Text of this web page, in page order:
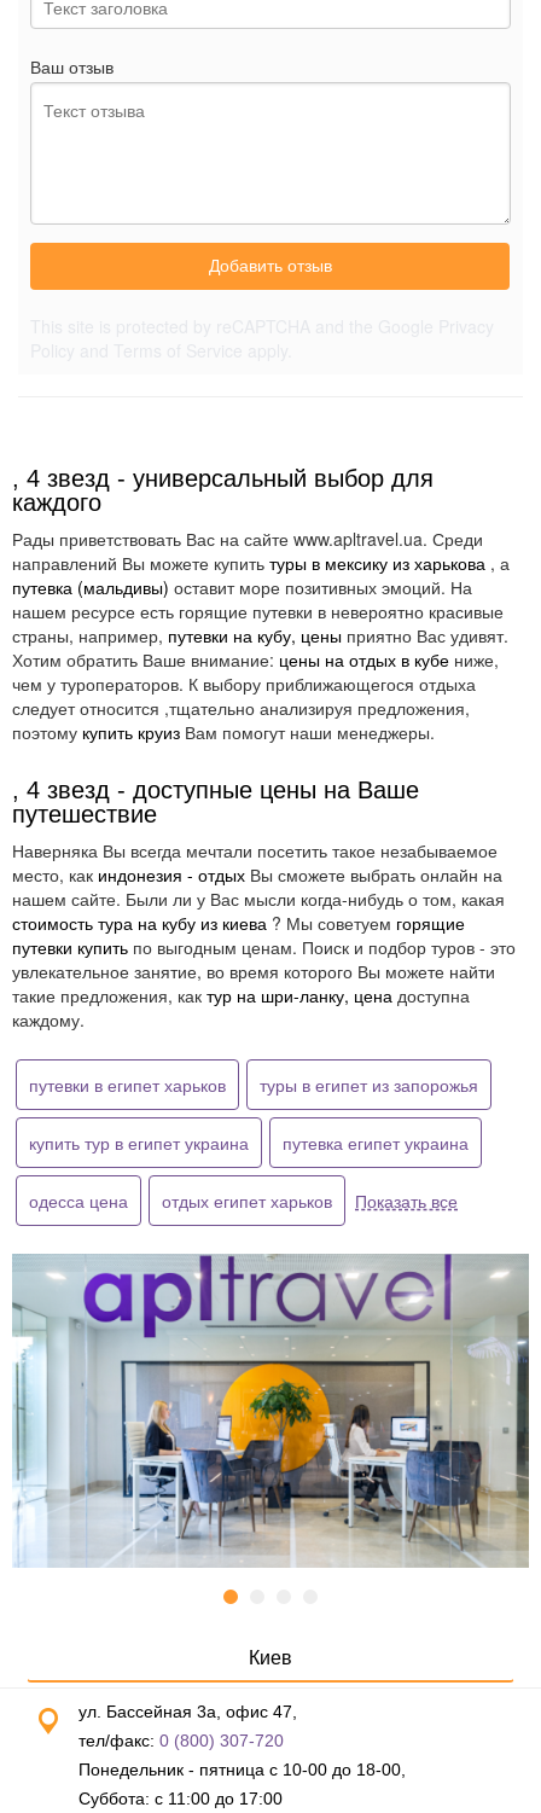
Ваш отзыв
Добавить отзыв
, 4 звезд - универсальный выбор для
каждого
Рады приветствовать Вас на сайте www.apltravel.ua. Среди
направлений Вы можете купить туры в мексику из харькова , а
путевка (мальдивы) оставит море позитивных эмоций. На
нашем ресурсе есть горящие путевки в невероятно красивые
страны, например, путевки на кубу, цены приятно Вас удивят.
Хотим обратить Ваше внимание: цены на отдых в кубе ниже,
чем у туроператоров. К выбору приближающегося отдыха
следует относится ,тщательно анализируя предложения,
поэтому купить круиз Вам помогут наши менеджеры.
, 4 звезд - доступные цены на Ваше
путешествие
Наверняка Вы всегда мечтали посетить такое незабываемое
место, как индонезия - отдых Вы сможете выбрать онлайн на
нашем сайте. Были ли у Вас мысли когда-нибудь о том, какая
стоимость тура на кубу из киева ? Мы советуем горящие
путевки купить по выгодным ценам. Поиск и подбор туров - это
увлекательное занятие, во время которого Вы можете найти
такие предложения, как тур на шри-ланку, цена доступна
каждому.
путевки в египет харьков туры в египет из запорожья
купить тур в египет украина путевка египет украина
одесса цена отдых египет харьков Показать все
Киев
ул. Бассейная 3а, офис 47,
тел/факс: 0 (800) 307-720
Понедельник - пятница с 10-00 до 18-00,
Суббота: с 11:00 до 17:00